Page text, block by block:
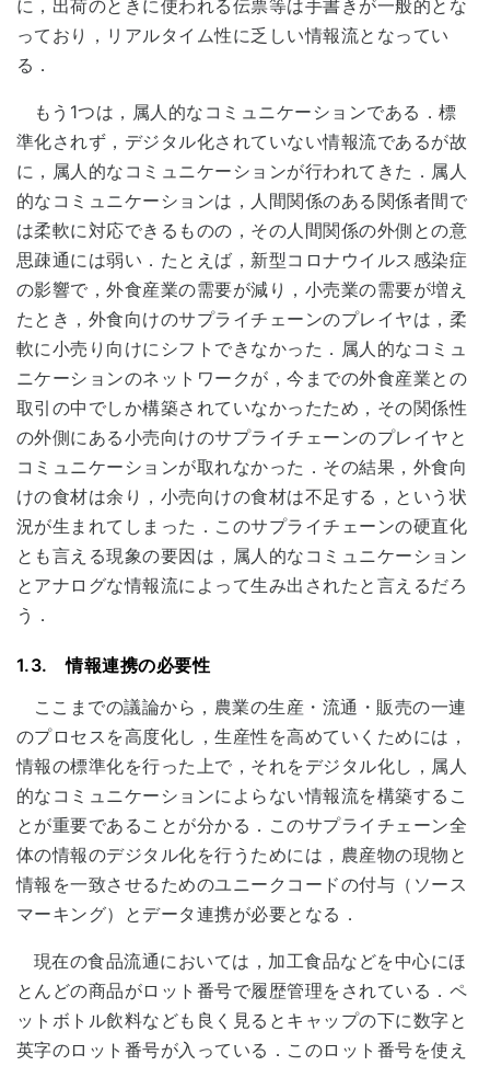
に，出荷のときに使われる伝票等は手書きが一般的とな
っており，リアルタイム性に乏しい情報流となってい
る．
もう1つは，属人的なコミュニケーションである．標
準化されず，デジタル化されていない情報流であるが故
に，属人的なコミュニケーションが行われてきた．属人
的なコミュニケーションは，人間関係のある関係者間で
は柔軟に対応できるものの，その人間関係の外側との意
思疎通には弱い．たとえば，新型コロナウイルス感染症
の影響で，外食産業の需要が減り，小売業の需要が増え
たとき，外食向けのサプライチェーンのプレイヤは，柔
軟に小売り向けにシフトできなかった．属人的なコミュ
ニケーションのネットワークが，今までの外食産業との
取引の中でしか構築されていなかったため，その関係性
の外側にある小売向けのサプライチェーンのプレイヤと
コミュニケーションが取れなかった．その結果，外食向
けの食材は余り，小売向けの食材は不足する，という状
況が生まれてしまった．このサプライチェーンの硬直化
とも言える現象の要因は，属人的なコミュニケーション
とアナログな情報流によって生み出されたと言えるだろ
う．
1.3. 情報連携の必要性
ここまでの議論から，農業の生産・流通・販売の一連
のプロセスを高度化し，生産性を高めていくためには，
情報の標準化を行った上で，それをデジタル化し，属人
的なコミュニケーションによらない情報流を構築するこ
とが重要であることが分かる．このサプライチェーン全
体の情報のデジタル化を行うためには，農産物の現物と
情報を一致させるためのユニークコードの付与（ソース
マーキング）とデータ連携が必要となる．
現在の食品流通においては，加工食品などを中心にほ
とんどの商品がロット番号で履歴管理をされている．ペ
ットボトル飲料なども良く見るとキャップの下に数字と
英字のロット番号が入っている．このロット番号を使え